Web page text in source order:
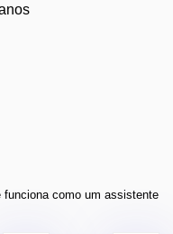
funciona como um assistente